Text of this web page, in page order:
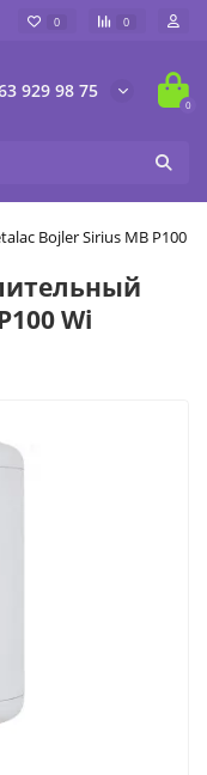
0 0
929 98 75
0
Bojler Sirius MB P100 Wi
Wi